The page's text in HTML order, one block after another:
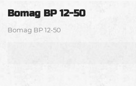
Bomag BP 12-50
Bomag BP 12-50